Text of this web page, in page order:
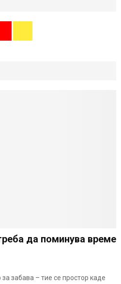
да поминува време
забава – тие се простор каде